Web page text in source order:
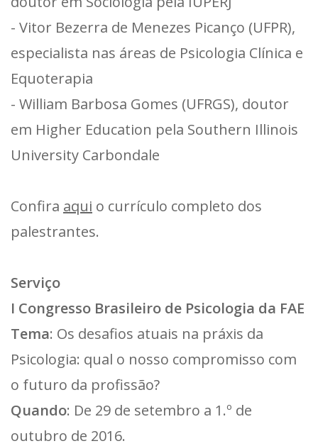
- Vitor Bezerra de Menezes Picanço (UFPR),
especialista nas áreas de Psicologia Clínica e
Equoterapia
- William Barbosa Gomes (UFRGS), doutor
em Higher Education pela Southern Illinois
University Carbondale
Confira aqui o currículo completo dos
palestrantes.
Serviço
I Congresso Brasileiro de Psicologia da FAE
Tema: Os desafios atuais na práxis da
Psicologia: qual o nosso compromisso com
o futuro da profissão?
Quando: De 29 de setembro a 1.º de
outubro de 2016.